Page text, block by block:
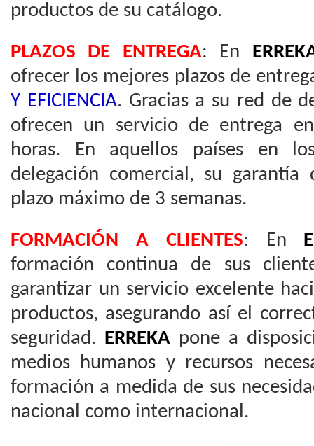
productos de su catálogo.
PLAZOS DE ENTREGA: En
ofrecer los mejores plazos de
Y EFICIENCIA. Gracias a su red de
ofrecen un servicio de entrega
horas. En aquellos países en
delegación comercial, su garantía
plazo máximo de 3 semanas.
FORMACIÓN A CLIENTES: En
formación continua de sus
garantizar un servicio excelente
productos, asegurando así el
seguridad. ERREKApone a
medios humanos y recursos
formación a medida de sus
nacional como internacional.